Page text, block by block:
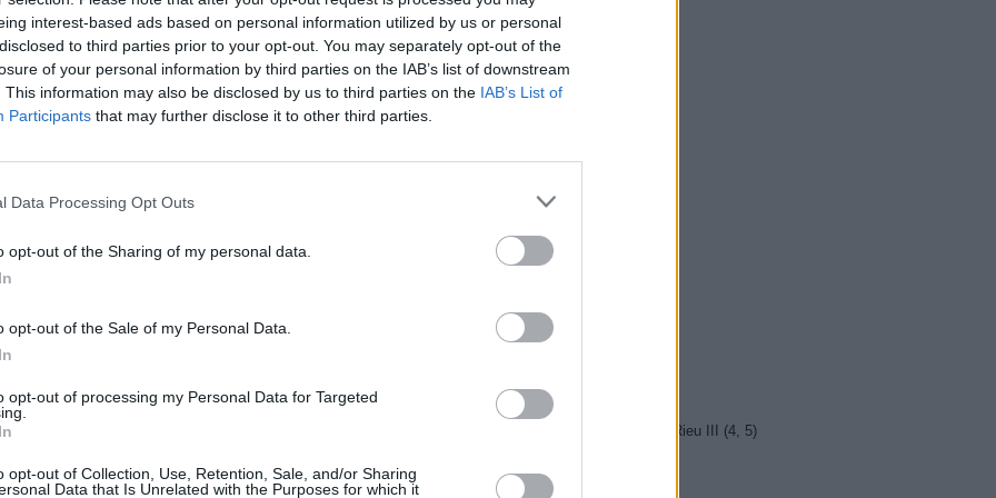
interest-based ads based on personal information utilized by us or personal
to third parties prior to your opt-out. You may separately opt-out of the
of your personal information by third parties on the IAB’s list of downstream
This information may also be disclosed by us to third parties on the IAB’s List of
Participants that may further disclose it to other third parties.
Data Processing Opt Outs
opt-out of the Sharing of my personal data.
opt-out of the Sale of my Personal Data.
opt-out of processing my Personal Data for Targeted
opt-out of Collection, Use, Retention, Sale, and/or Sharing
Data that Is Unrelated with the Purposes for which it
sporty z celého světa. Informuje o
snowboardingu, horských kolech, break
různých vodních a motorových sportovních
Přináší také elitní ženské tenisové turnaje a
a večer ze západní Evropy a v noci ze střední
mezinárodních a národních událostí v e-
Strike, Overwatch nebo League of
HD, Sport1+ HD, EDGEsport HD, eSport1
pol. V, SR 22000, FEC 2/3, DVB-S2/8PSK
20:15 Vyprávěj
21:05 Všechnopárty
22:00 Hercule Poirot
20:00 Bez motivu
22:35 Farma Česko II (28)
20:15 Máme rádi Česko
20:05 Vítejte ve světě Andrého Rieu III (4, 5)